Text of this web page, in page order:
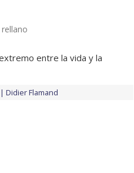
entre la vida y la
Didier Flamand